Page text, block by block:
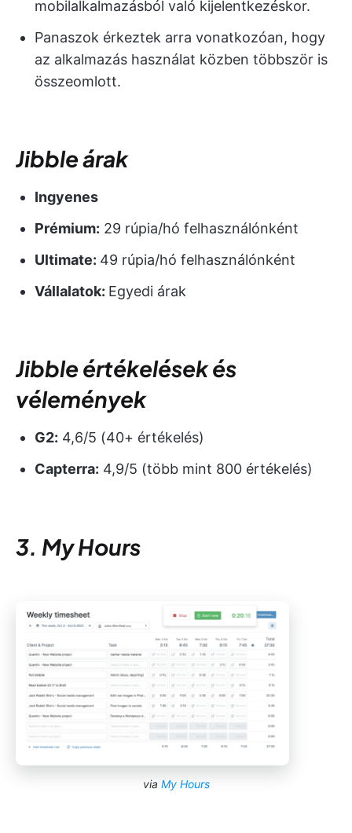
mobilalkalmazásból való kijelentkezéskor.
Panaszok érkeztek arra vonatkozóan, hogy
az alkalmazás használat közben többször is
összeomlott.
Jibble árak
Ingyenes
Prémium: 29 rúpia/hó felhasználónként
Ultimate: 49 rúpia/hó felhasználónként
Vállalatok: Egyedi árak
Jibble értékelések és
vélemények
G2: 4,6/5 (40+ értékelés)
Capterra: 4,9/5 (több mint 800 értékelés)
3. My Hours
via My Hours